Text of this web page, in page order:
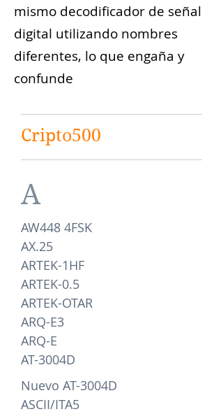
mismo decodificador de señal
digital utilizando nombres
diferentes, lo que engaña y
confunde
Cripto500
A
AW448 4FSK
AX.25
ARTEK-1HF
ARTEK-0.5
ARTEK-OTAR
ARQ-E3
ARQ-E
AT-3004D
Nuevo AT-3004D
ASCII/ITA5